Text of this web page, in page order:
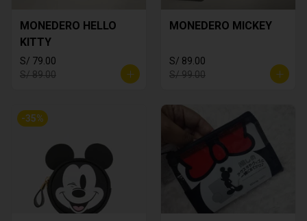
MONEDERO HELLO
KITTY
S/ 79.00
S/ 89.00
MONEDERO MICKEY
S/ 89.00
S/ 99.00
-35%